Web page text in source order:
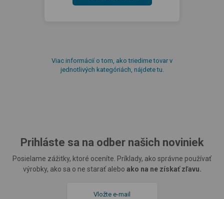
Viac informácií o tom, ako triedime tovar v
jednotlivých kategóriách, nájdete tu.
Prihláste sa na odber našich noviniek
Posielame zážitky, ktoré oceníte. Príklady, ako správne používať
výrobky, ako sa o ne starať alebo ako na ne získať zľavu.